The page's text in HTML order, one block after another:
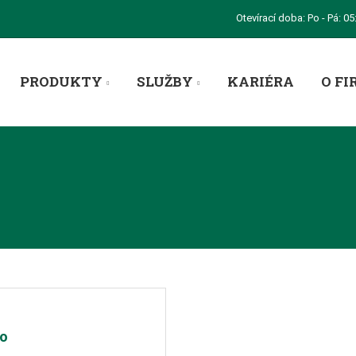
Otevírací doba: Po - Pá:
PRODUKTY SLUŽBY KARIÉRA O